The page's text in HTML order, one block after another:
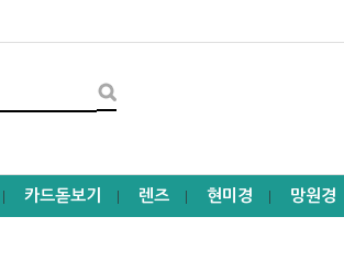
카드돋보기 렌즈 현미경 망원경